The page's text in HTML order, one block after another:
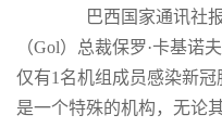
巴西国家通讯社报
（Gol）总裁保罗·卡基诺
仅有1名机组成员感染新
是一个特殊的机构，无论